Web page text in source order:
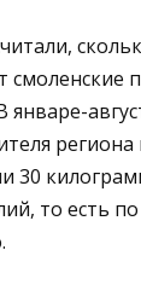
смоленские
30
то есть